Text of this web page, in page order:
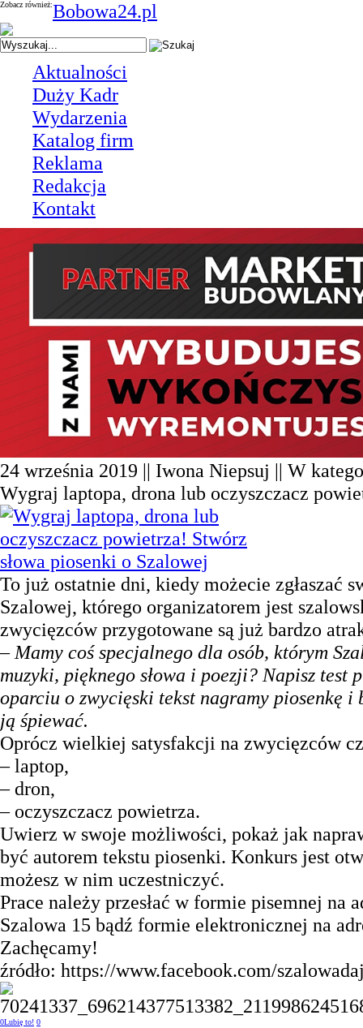
Zobacz również:Bobowa24.pl
Aktualności
Duży Kadr
Wydarzenia
Katalog firm
Reklama
Redakcja
Kontakt
24 września 2019 || Iwona Niepsuj || W
Wygraj laptopa, drona lub oczyszczacz
To już ostatnie dni, kiedy możecie zgłaszać
Szalowej, którego organizatorem jest
zwycięzców przygotowane są już bardzo
– Mamy coś specjalnego dla osób, którym
muzyki, pięknego słowa i poezji? Napisz test
oparciu o zwycięski tekst nagramy piosenkę
ją śpiewać.
Oprócz wielkiej satysfakcji na zwycięzców
– laptop,
– dron,
– oczyszczacz powietrza.
Uwierz w swoje możliwości, pokaż jak
być autorem tekstu piosenki. Konkurs jest
możesz w nim uczestniczyć.
Prace należy przesłać w formie pisemnej na
Szalowa 15 bądź formie elektronicznej na
Zachęcamy!
źródło: https://www.facebook.com/
0Lubię to! 0